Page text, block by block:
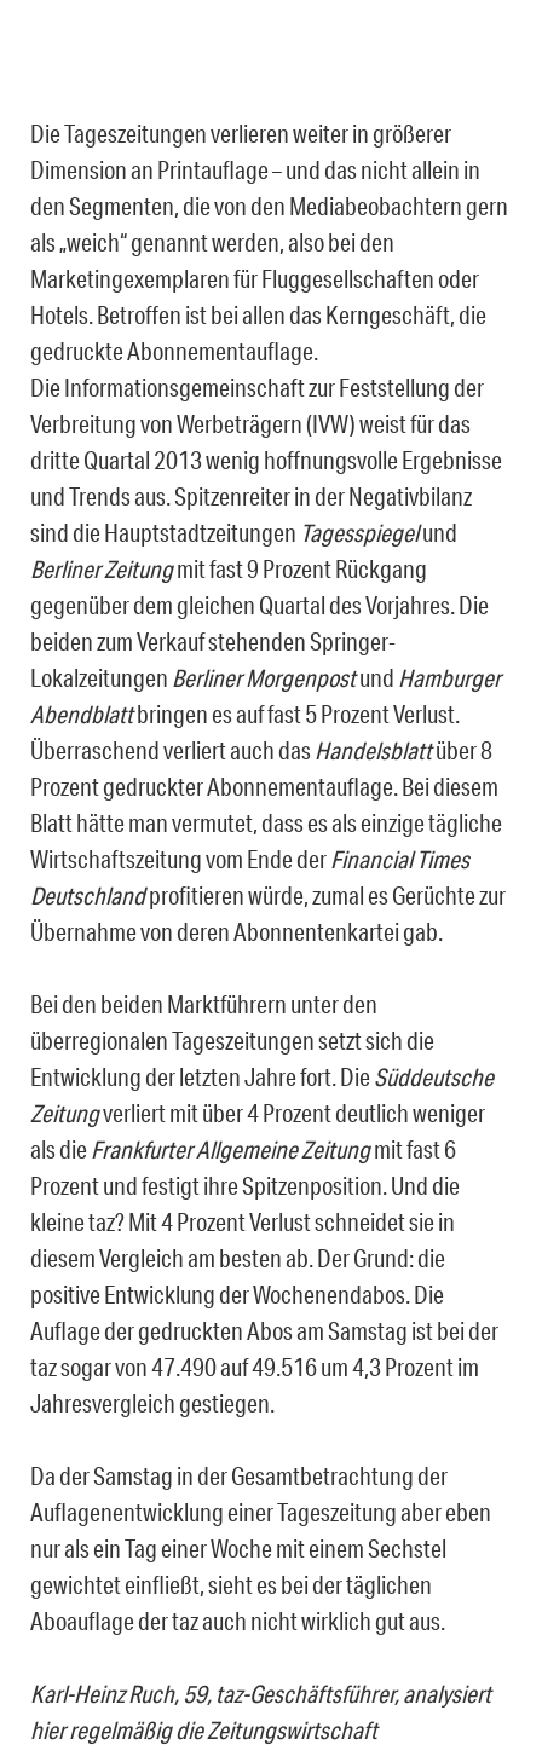
Die Tageszeitungen verlieren weiter in größerer
Dimension an Printauflage – und das nicht allein in
den Segmenten, die von den Mediabeobachtern gern
als „weich“ genannt werden, also bei den
Marketingexemplaren für Fluggesellschaften oder
Hotels. Betroffen ist bei allen das Kerngeschäft, die
gedruckte Abonnementauflage.
Die Informationsgemeinschaft zur Feststellung der
Verbreitung von Werbeträgern (IVW) weist für das
dritte Quartal 2013 wenig hoffnungsvolle Ergebnisse
und Trends aus. Spitzenreiter in der Negativbilanz
sind die Hauptstadtzeitungen Tagesspiegelund
Berliner Zeitungmit fast 9 Prozent Rückgang
gegenüber dem gleichen Quartal des Vorjahres. Die
beiden zum Verkauf stehenden Springer-
Lokalzeitungen Berliner Morgenpostund Hamburger
Abendblattbringen es auf fast 5 Prozent Verlust.
Überraschend verliert auch dasHandelsblattüber 8
Prozent gedruckter Abonnementauflage. Bei diesem
Blatt hätte man vermutet, dass es als einzige tägliche
Wirtschaftszeitung vom Ende derFinancial Times
Deutschlandprofitieren würde, zumal es Gerüchte zur
Übernahme von deren Abonnentenkartei gab.
Bei den beiden Marktführern unter den
überregionalen Tageszeitungen setzt sich die
Entwicklung der letzten Jahre fort. DieSüddeutsche
Zeitungverliert mit über 4 Prozent deutlich weniger
als dieFrankfurter Allgemeine Zeitungmit fast 6
Prozent und festigt ihre Spitzenposition. Und die
kleine taz? Mit 4 Prozent Verlust schneidet sie in
diesem Vergleich am besten ab. Der Grund: die
positive Entwicklung der Wochenendabos. Die
Auflage der gedruckten Abos am Samstag ist bei der
taz sogar von 47.490 auf 49.516 um 4,3 Prozent im
Jahresvergleich gestiegen.
Da der Samstag in der Gesamtbetrachtung der
Auflagenentwicklung einer Tageszeitung aber eben
nur als ein Tag einer Woche mit einem Sechstel
gewichtet einfließt, sieht es bei der täglichen
Aboauflage der taz auch nicht wirklich gut aus.
Karl-Heinz Ruch, 59, taz-Geschäftsführer, analysiert
hier regelmäßig die Zeitungswirtschaft